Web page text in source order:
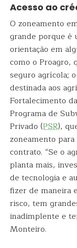
Acesso ao
O zoneamento
grande porque é
orientação em
como o Proagro,
seguro agrícola;
destinada aos
Fortalecimento
Programa de
Privado (PSR),
zoneamento
contrato. “Se o
planta mais,
de tecnologia e
fizer de maneira
risco, tem
inadimplente e
Monteiro.